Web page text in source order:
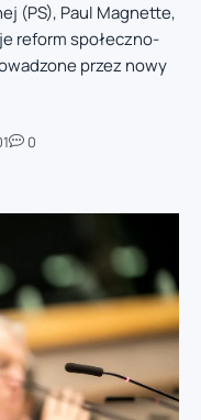
(PS), Paul Magnette,
reform społeczno-
przez nowy
0